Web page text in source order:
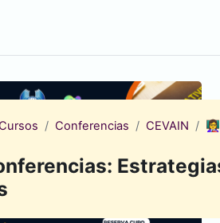
Conferencias CEVAIN